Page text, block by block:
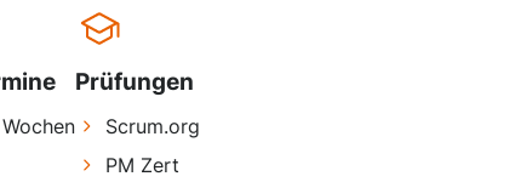
Prüfungen
Scrum.org
PM Zert